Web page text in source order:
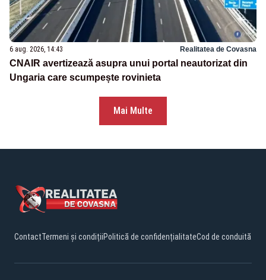
6 aug. 2026, 14:43 Realitatea de Covasna
CNAIR avertizează asupra unui portal neautorizat din
Ungaria care scumpește rovinieta
Mai Multe
ContactTermeni și condițiiPolitică de confidențialitateCod de conduită